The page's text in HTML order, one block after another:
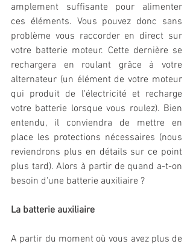
amplement suffisante pour alimenter
ces éléments. Vous pouvez donc sans
problème vous raccorder en direct sur
votre batterie moteur. Cette dernière se
rechargera en roulant grâce à votre
alternateur (un élément de votre moteur
qui produit de l'électricité et recharge
votre batterie lorsque vous roulez). Bien
entendu, il conviendra de mettre en
place les protections nécessaires (nous
reviendrons plus en détails sur ce point
plus tard). Alors à partir de quand a-t-on
besoin d'une batterie auxiliaire ?
La batterie auxiliaire
A partir du moment où vous avez plus de